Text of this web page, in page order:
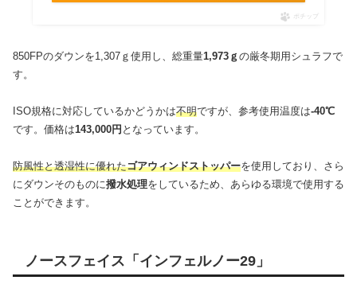
ポチップ
850FPのダウンを1,307ｇ使用し、総重量1,973ｇ の厳冬期用シュラフで
す。
ISO規格に対応しているかどうかは不明ですが、参考使用温度は-40℃
です。価格は143,000円 となっています。
防風性と透湿性に優れたゴアウィンドストッパーを使用しており、さら
にダウンそのものに撥水処理をしているため、あらゆる環境で使用する
ことができます。
ノースフェイス「インフェルノー29」